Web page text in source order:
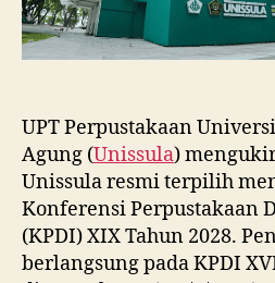
UPT Perpustakaan
Agung (Unissula)
Unissula resmi terpilih
Konferensi Perpustakaan
(KPDI) XIX Tahun 2028.
berlangsung pada KPDI